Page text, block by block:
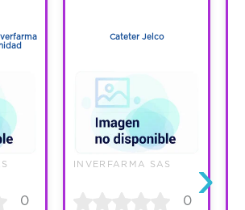
0
Cateter Jelco
INVERFARMA SAS
0 ›